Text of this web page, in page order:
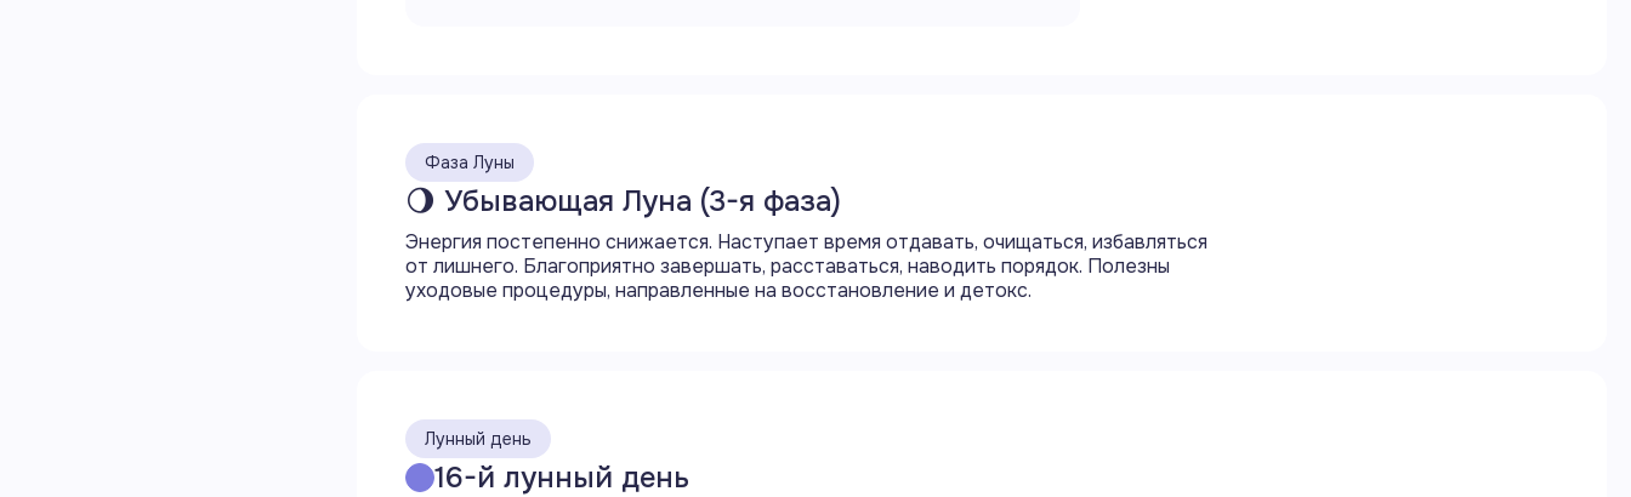
04:37 Начинается аспект квадрат (90°) Луны с Юпитером
09:31 Заход Луны
18:32 Начинается аспект секстиль (60°) Луны с Нептуном
Фаза Луны
🌖 Убывающая Луна (3-я фаза)
Энергия постепенно снижается. Наступает время отдавать, очищаться, избавляться
от лишнего. Благоприятно завершать, расставаться, наводить порядок. Полезны
уходовые процедуры, направленные на восстановление и детокс.
Лунный день
16-й лунный день